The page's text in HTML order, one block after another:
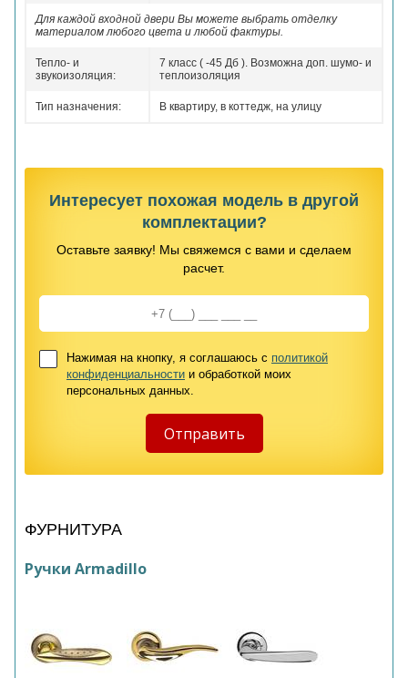
Для каждой входной двери Вы можете выбрать отделку
материалом любого цвета и любой фактуры.
Тепло- и
звукоизоляция:
7 класс ( -45 Дб ). Возможна доп. шумо- и
теплоизоляция
Тип назначения: В квартиру, в коттедж, на улицу
Интересует похожая модель в другой
комплектации?
Оставьте заявку! Мы свяжемся с вами и сделаем
расчет.
Нажимая на кнопку, я соглашаюсь с политикой
конфиденциальности и обработкой моих
персональных данных.
ФУРНИТУРА
Ручки Armadillo